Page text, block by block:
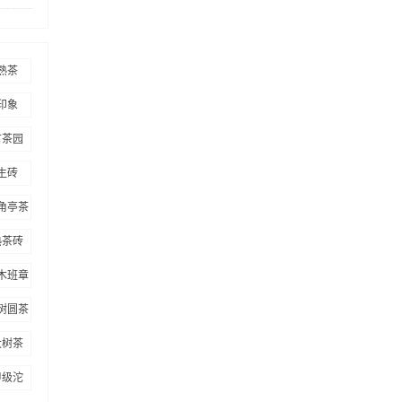
茶
象
园
砖
亭茶
砖
班章
圆茶
茶
沱